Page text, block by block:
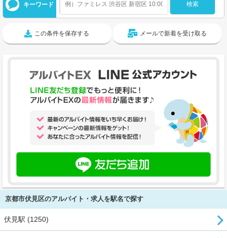
キーワード
この条件を保存する メールで新着を受け取る
京都市伏見区のアルバイト・求人を駅名で探す
伏見駅 (1250)